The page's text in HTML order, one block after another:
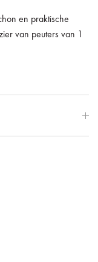
en praktische
van peuters van 1